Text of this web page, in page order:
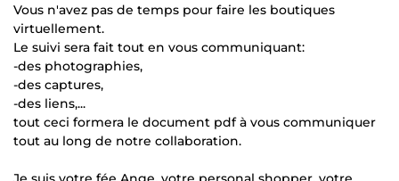
Vous n'avez pas de temps pour faire les boutiques
virtuellement.
Le suivi sera fait tout en vous communiquant:
-des photographies,
-des captures,
-des liens,...
tout ceci formera le document pdf à vous communiquer
tout au long de notre collaboration.